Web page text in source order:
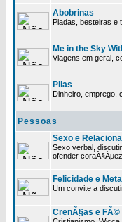
Abobrinas
Piadas, besteiras e
Me in the Sky
Viagens em geral,
Pilas
Dinheiro, emprego,
Pessoas
Sexo e
Sexo verbal,
ofender
Felicidade e
Um convite a
CrenÃ§as e FÃ©